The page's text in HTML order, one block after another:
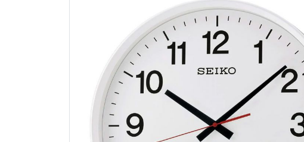
கைவினைப் பொருட்கள்
தையல் பொருட்கள்
கலை பொருட்கள்
DIY பொருட்கள்
கலை & கைவினைக் கருவிகள்
ஸ்டிக்கர் போஸ்டர்